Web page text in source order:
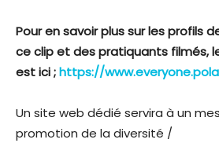
Pour en savoir plus sur les profils
ce clip et des pratiquants filmés,
est ici ;https://
Un site web dédié servira à un
promotion de la diversité /